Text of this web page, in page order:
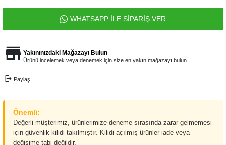
WHATSAPP İLE SİPARİŞ VER
Yakınınızdaki Mağazayı Bulun
Ürünü incelemek veya denemek için size en yakın mağazayı bulun.
Paylaş
Önemli:
Değerli müşterimiz, ürünlerimize deneme sırasında zarar gelmemesi
için güvenlik kilidi takılmıştır. Kilidi açılmış ürünler iade veya
değişime tabi değildir.